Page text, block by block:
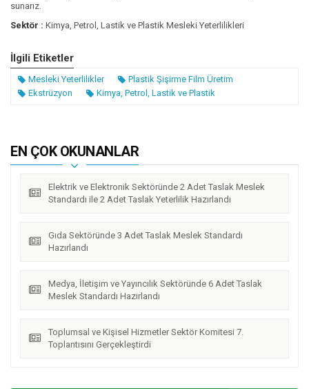
sunarız.
Sektör : Kimya, Petrol, Lastik ve Plastik Mesleki Yeterlilikleri
İlgili Etiketler
Mesleki Yeterlilikler
Plastik Şişirme Film Üretim
Ekstrüzyon
Kimya, Petrol, Lastik ve Plastik
EN ÇOK OKUNANLAR
Elektrik ve Elektronik Sektöründe 2 Adet Taslak Meslek
Standardı ile 2 Adet Taslak Yeterlilik Hazırlandı
Gıda Sektöründe 3 Adet Taslak Meslek Standardı
Hazırlandı
Medya, İletişim ve Yayıncılık Sektöründe 6 Adet Taslak
Meslek Standardı Hazırlandı
Toplumsal ve Kişisel Hizmetler Sektör Komitesi 7.
Toplantısını Gerçekleştirdi